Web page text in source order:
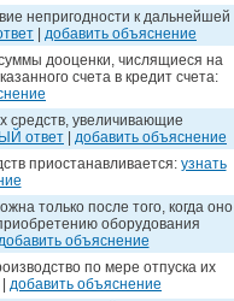
непригодности к дальнейшей
добавить объяснение
дооценки, числящиеся на
счета в кредит счета:
средств, увеличивающие
ответ добавить объяснение
приостанавливается: узнать
только после того, когда оно
оборудования
объяснение
по мере отпуска их
добавить объяснение